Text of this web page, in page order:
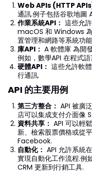
Web APIs (HTTP
通訊.例子包括谷歌地圖
作業系統API： 這些允
macOS 和 Windows
置管理和網路等系統功
庫API： A 軟體庫 為開
例如，數學API 在程式
硬體API： 這些允許軟
行通訊.
API 的主要用例
第三方整合： API 被廣
店可以集成支付介面像
資料共享： API 可以輕
新、檢索股票價格或從
Facebook.
自動化： API 允許系統
實現自動化工作流程.例
CRM 更新到行銷工具.